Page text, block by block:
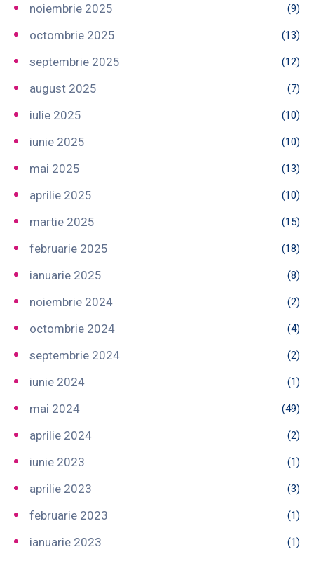
noiembrie 2025 (9)
octombrie 2025 (13)
septembrie 2025 (12)
august 2025 (7)
iulie 2025 (10)
iunie 2025 (10)
mai 2025 (13)
aprilie 2025 (10)
martie 2025 (15)
februarie 2025 (18)
ianuarie 2025 (8)
noiembrie 2024 (2)
octombrie 2024 (4)
septembrie 2024 (2)
iunie 2024 (1)
mai 2024 (49)
aprilie 2024 (2)
iunie 2023 (1)
aprilie 2023 (3)
februarie 2023 (1)
ianuarie 2023 (1)